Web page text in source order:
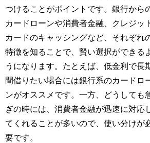
つけることがポイントです。銀行から
カードローンや消費者金融、クレジッ
カードのキャッシングなど、それぞれ
特徴を知ることで、賢い選択ができる
うになります。たとえば、低金利で長
間借りたい場合には銀行系のカードロ
ンがオススメです。一方、どうしても
ぎの時には、消費者金融が迅速に対応
てくれることが多いので、使い分けが
要です。